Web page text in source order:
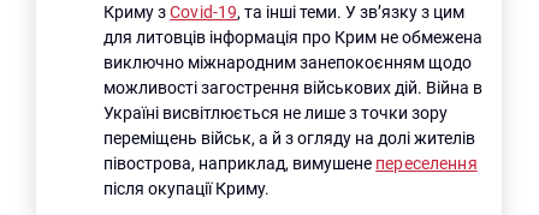
Криму зCovid-19, та інші теми. У зв’язку з цим
для литовців інформація про Крим не обмежена
виключно міжнародним занепокоєнням щодо
можливості загострення військових дій. Війна в
Україні висвітлюється не лише з точки зору
переміщень військ, а й з огляду на долі жителів
півострова, наприклад, вимушене переселення
після окупації Криму.